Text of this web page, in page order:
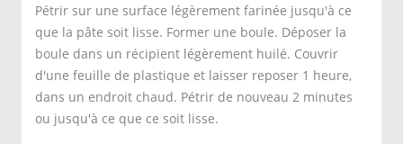
Pétrir sur une surface légèrement farinée jusqu'à ce
que la pâte soit lisse. Former une boule. Déposer la
boule dans un récipient légèrement huilé. Couvrir
d'une feuille de plastique et laisser reposer 1 heure,
dans un endroit chaud. Pétrir de nouveau 2 minutes
ou jusqu'à ce que ce soit lisse.